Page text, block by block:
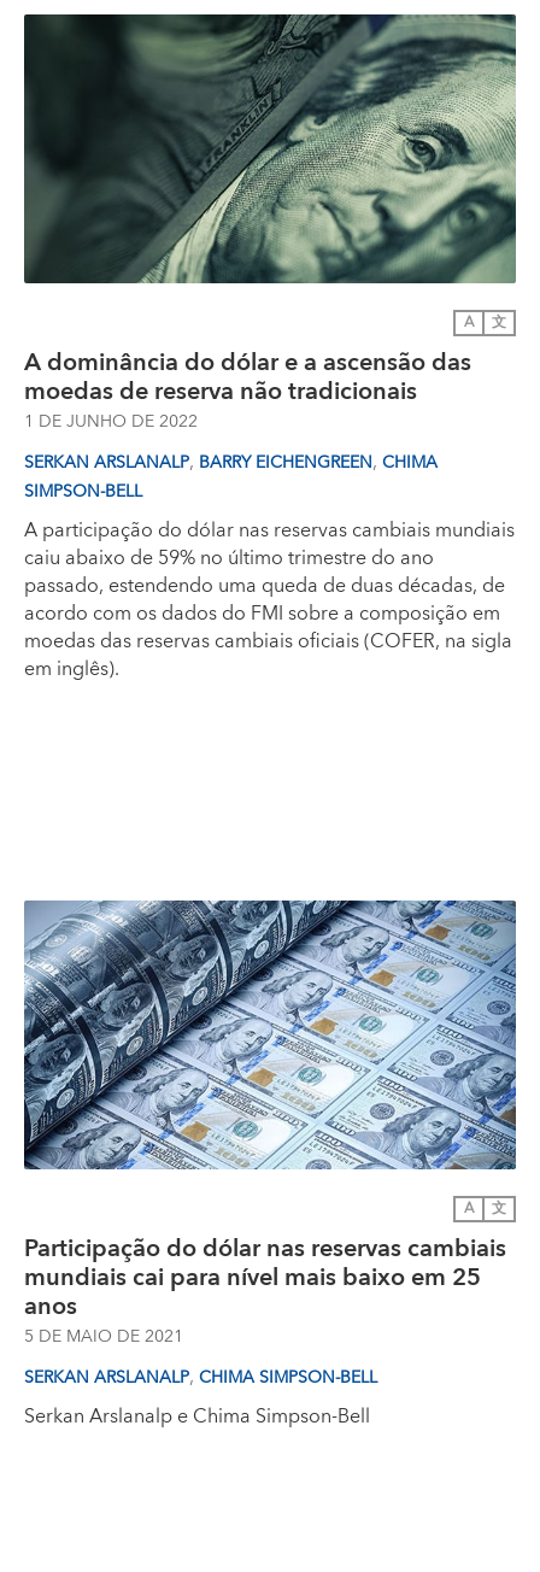
A 文
A dominância do dólar e a ascensão das
moedas de reserva não tradicionais
1 DE JUNHO DE 2022
SERKAN ARSLANALP, BARRY EICHENGREEN, CHIMA
SIMPSON-BELL
A participação do dólar nas reservas cambiais mundiais
caiu abaixo de 59% no último trimestre do ano
passado, estendendo uma queda de duas décadas, de
acordo com os dados do FMI sobre a composição em
moedas das reservas cambiais oficiais (COFER, na sigla
em inglês).
A 文
Participação do dólar nas reservas cambiais
mundiais cai para nível mais baixo em 25
anos
5 DE MAIO DE 2021
SERKAN ARSLANALP, CHIMA SIMPSON-BELL
Serkan ArslanalpeChima Simpson-Bell